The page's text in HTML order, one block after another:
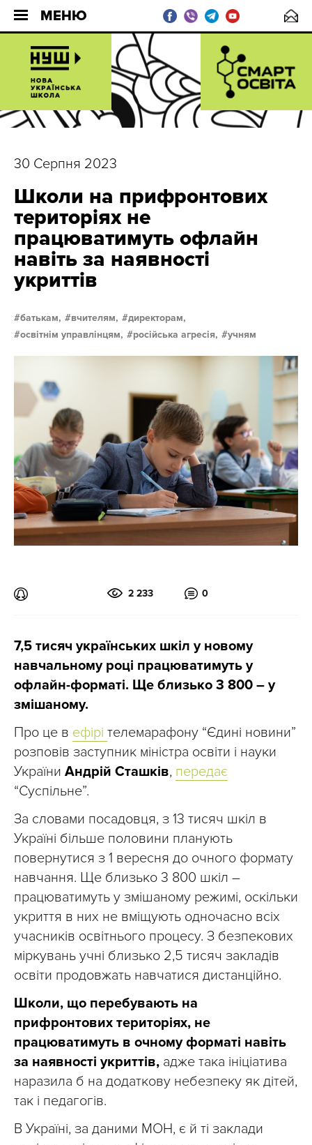
МЕНЮ
30 Серпня 2023
Школи на прифронтових
територіях не
працюватимуть офлайн
навіть за наявності
укриттів
батькам, вчителям,
директорам,
освітнім управлінцям,
російська агресія, учням
2 233 0
7,5 тисяч українських шкіл у новому
навчальному році працюватимуть у
офлайн-форматі. Ще близько 3 800 – у
змішаному.
Про це в ефірі телемарафону “Єдині новини”
розповів заступник міністра освіти і науки
України Андрій Сташків, передає
“Суспільне”.
За словами посадовця, з 13 тисяч шкіл в
Україні більше половини планують
повернутися з 1 вересня до очного формату
навчання. Ще близько 3 800 шкіл –
працюватимуть у змішаному режимі, оскільки
укриття в них не вміщують одночасно всіх
учасників освітнього процесу. З безпекових
міркувань учні близько 2,5 тисяч закладів
освіти продовжать навчатися дистанційно.
Школи, що перебувають на
прифронтових територіях, не
працюватимуть в очному форматі навіть
за наявності укриттів, адже така ініціатива
наразила б на додаткову небезпеку як дітей,
так і педагогів.
В Україні, за даними МОН, є й ті заклади